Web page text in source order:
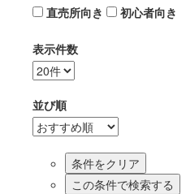
直売所向き
初心者向き
表示件数
並び順
この条件で検索する